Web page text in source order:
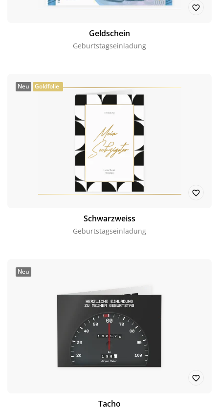
Geldschein
Geburtstagseinladung
Neu Goldfolie
Schwarzweiss
Geburtstagseinladung
Neu
Tacho